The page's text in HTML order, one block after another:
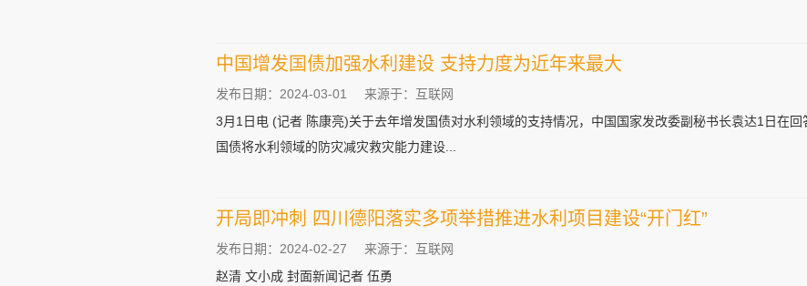
中国增发国债加强水利建设 支持力度为近年来最大
发布日期：2024-03-01
来源于：互联网
3月1日电 (记者 陈康亮)关于去年增发国债对水利领域的支持情况，中国国家发改委副秘书长袁达1日在
国债将水利领域的防灾减灾救灾能力建设...
开局即冲刺 四川德阳落实多项举措推进水利项目建设“开门红”
发布日期：2024-02-27
来源于：互联网
赵清 文小成 封面新闻记者 伍勇